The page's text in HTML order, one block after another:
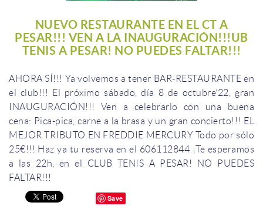
NUEVO RESTAURANTE EN EL CT A
PESAR!!! VEN A LA INAUGURACIÓN!!!UB
TENIS A PESAR! NO PUEDES FALTAR!!!
AHORA SÍ!!! Ya volvemos a tener BAR-RESTAURANTE en
el club!!!
El próximo sábado, día 8 de octubre’22, gran
INAUGURACIÓN!!!
Ven a celebrarlo con una buena
cena: Pica-pica, carne a la brasa y un gran concierto!!! EL
MEJOR TRIBUTO EN FREDDIE MERCURY Todo por sólo
25€!!! Haz ya tu reserva en el 606112844 ¡Te esperamos
a las 22h, en el CLUB TENIS A PESAR!
NO PUEDES
FALTAR!!!
Save